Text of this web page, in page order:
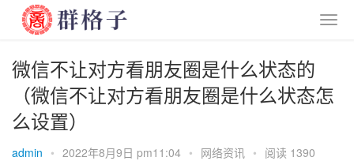
微信不让对方看朋友圈是什么状态的
（微信不让对方看朋友圈是什么状态怎
么设置）
admin • 2022年8月9日 pm11:04 • 网络资讯 • 阅读 1390